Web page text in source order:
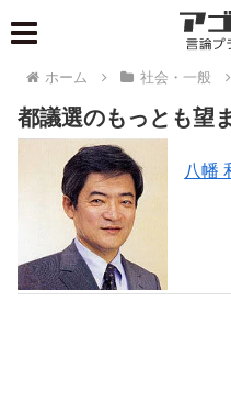
ホーム 社会・一般
都議選のもっとも望
八幡